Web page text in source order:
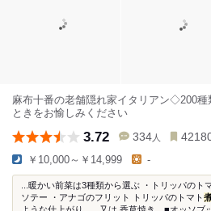
麻布十番の老舗隠れ家イタリアン◇200種
ときをお愉しみください
3.72 334 人
￥10,000～￥14,999 -
...暖かい前菜は3種類から選ぶ ・トリッパのト
ソテー ・アナゴのフリット トリッパのトマト